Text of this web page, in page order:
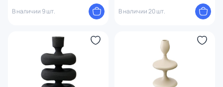
В наличии 9 шт.
В наличии 20 шт.